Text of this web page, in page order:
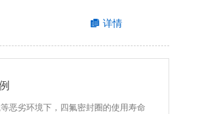
详情
恶劣环境下，四氟密封圈的使用寿命